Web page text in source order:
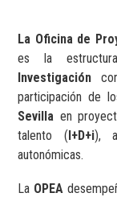
La Oficina de
es la
Investigación
participación de
Sevilla en
talento ( I+D+i),
autonómicas.
La OPEA